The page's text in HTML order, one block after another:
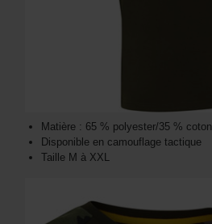
Matière : 65 % polyester/35 % coton
Disponible en camouflage tactique
Taille M à XXL